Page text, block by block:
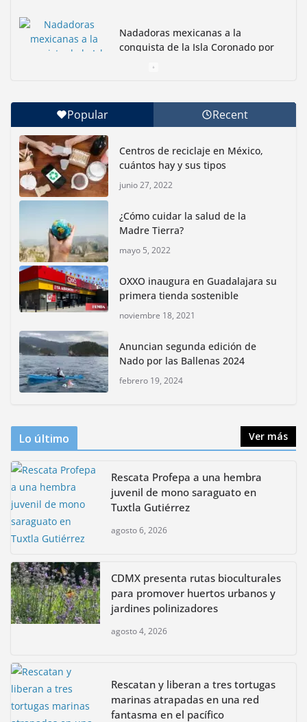
Nadadoras mexicanas a la
conquista de la Isla Coronado por
Con jornada informativa, Profepa y Humane World
for Animals buscan inhibir tráfico de aves
junio 15, 2026
Inauguran nuevo Embarcadero Cuemanco para
reactivar la zona lacustre de Xochimilco
junio 4, 2026
Rompe CDMX récords Reto Naturalista Urbano 2026 y
lidera la biodiversidad nacional
mayo 18, 2026
bioculturales para promover
huertos urbanos y jardines
polinizadores
Popular Recent
Centros de reciclaje en México,
cuántos hay y sus tipos
junio 27, 2022
¿Cómo cuidar la salud de la
Madre Tierra?
mayo 5, 2022
OXXO inaugura en Guadalajara su
primera tienda sostenible
noviembre 18, 2021
Anuncian segunda edición de
Nado por las Ballenas 2024
febrero 19, 2024
Lo último Ver más
Rescata Profepa a una hembra
juvenil de mono saraguato en
Tuxtla Gutiérrez
agosto 6, 2026
CDMX presenta rutas bioculturales
para promover huertos urbanos y
jardines polinizadores
agosto 4, 2026
Rescatan y liberan a tres tortugas
marinas atrapadas en una red
fantasma en el pacífico